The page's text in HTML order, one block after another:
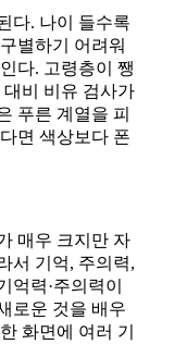
다. 나이 들수록
별하기 어려워
다. 고령층이 쨍
비 비유 검사가
푸른 계열을 피
면 색상보다 폰
매우 크지만 자
서 기억, 주의력,
억력·주의력이
로운 것을 배우
화면에 여러 기